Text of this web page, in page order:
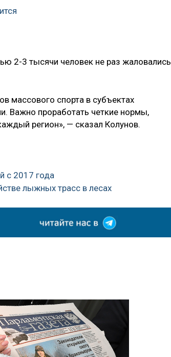
2-3 тысячи человек не раз жаловались
массового спорта в субъектах
Важно проработать четкие нормы,
регион», — сказал Колунов.
с 2017 года
лыжных трасс в лесах